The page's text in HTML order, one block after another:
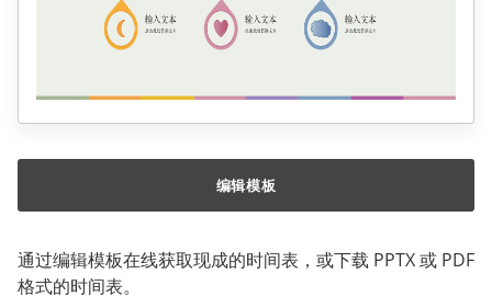
通过编辑模板在线获取现成的时间表，或下载 PPTX 或 PDF
格式的时间表。
编辑模板